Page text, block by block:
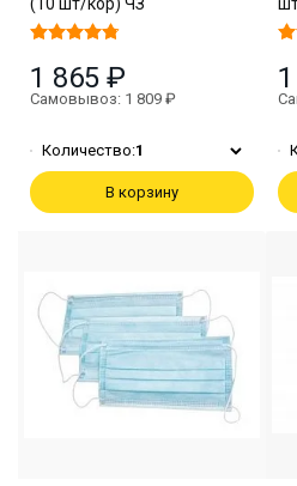
1 865 ₽
Самовывоз: 1 809 ₽
Количество:1
В корзину